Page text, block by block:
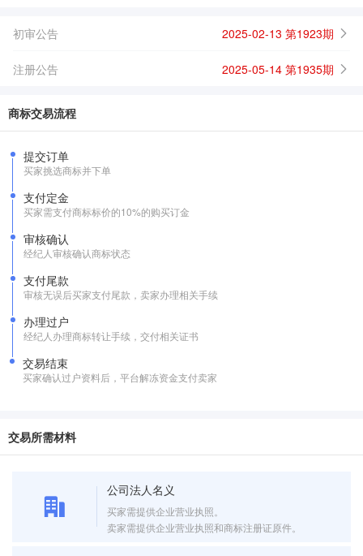
初审公告 2025-02-13 第1923期
注册公告 2025-05-14 第1935期
商标交易流程
提交订单
买家挑选商标并下单
支付定金
买家需支付商标标价的10%的购买订金
审核确认
经纪人审核确认商标状态
支付尾款
审核无误后买家支付尾款，卖家办理相关手续
办理过户
经纪人办理商标转让手续，交付相关证书
交易结束
买家确认过户资料后，平台解冻资金支付卖家
交易所需材料
公司法人名义
买家需提供企业营业执照。
卖家需提供企业营业执照和商标注册证原件。